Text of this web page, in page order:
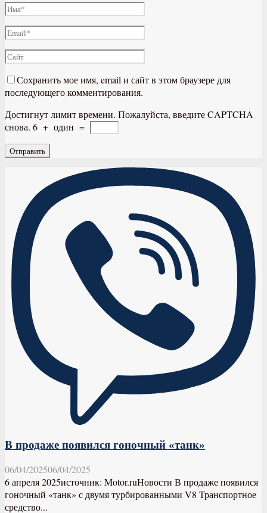
Сохранить мое имя, email и сайт в этом браузере для
последующего комментирования.
Достигнут лимит времени. Пожалуйста, введите CAPTCHA
снова. 6 + один =
В продаже появился гоночный «танк»
06/04/202506/04/2025
6 апреля 2025источник: Motor.ruНовости В продаже появился
гоночный «танк» с двумя турбированными V8 Транспортное
средство...